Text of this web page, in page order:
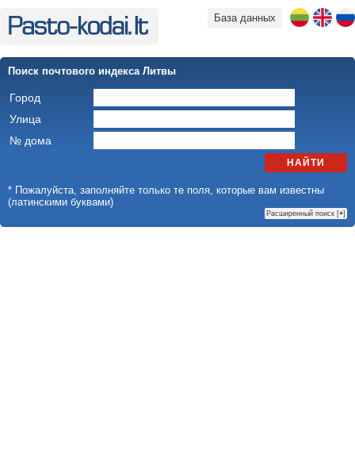
База данных
Поиск почтового индекса Литвы
Город
Улица
№ дома
НАЙТИ
* Пожалуйста, заполняйте только те поля, которые вам известны
(латинскими буквами)
Расширенный поиск [+]